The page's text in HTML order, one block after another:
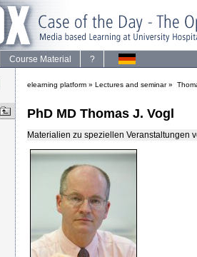
Course Material ?
elearning platform » Lectures and seminar»
PhD MD Thomas J. Vogl
Materialien zu speziellen Veranstaltungen